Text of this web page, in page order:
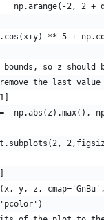
np.arange(-2, 2 +
** 5 +
so z should
the last
= -np.abs(z).max(),
y, z, cmap='GnBu',